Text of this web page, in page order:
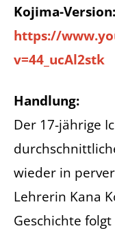
Kojima-Version:
https://
v=44_ucAl2stk
Handlung:
Der 17-jährige
wieder in
Lehrerin Kana
Geschichte